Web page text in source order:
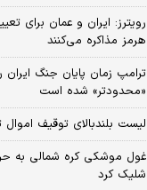
هرمز مذاکره می‌کنند
ترامپ زمان پایان جنگ ایران
«محدودتر» شده است
لیست بلندبالای توقیف
غول موشکی کره شمالی به
شلیک کرد